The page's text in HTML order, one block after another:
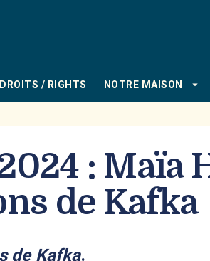
DROITS / RIGHTS NOTRE MAISON arrow_drop_down
: Maïa
de Kafka
de Kafka.